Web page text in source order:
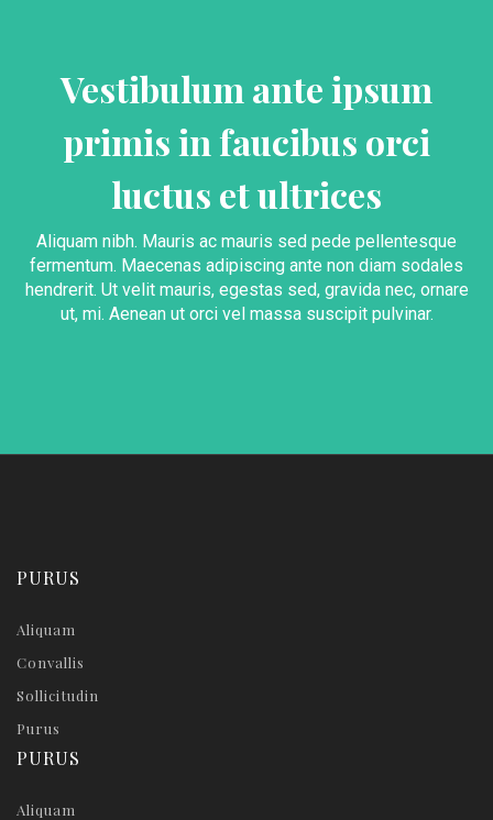
Vestibulum ante ipsum
primis in faucibus orci
luctus et ultrices
Aliquam nibh. Mauris ac mauris sed pede pellentesque
fermentum. Maecenas adipiscing ante non diam sodales
hendrerit. Ut velit mauris, egestas sed, gravida nec, ornare
ut, mi. Aenean ut orci vel massa suscipit pulvinar.
PURUS
Aliquam
Convallis
Sollicitudin
Purus
PURUS
Aliquam